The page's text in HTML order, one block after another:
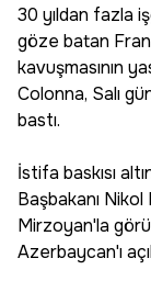
30 yıldan fazla
göze batan
kavuşmasının
Colonna, Salı
bastı.
İstifa baskısı
Başbakanı
Mirzoyan'la
Azerbaycan'ı